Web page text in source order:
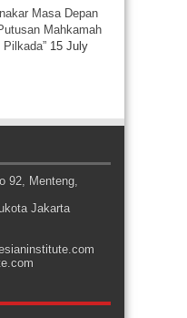
Masa Depan
Mahkamah
15 July
92, Menteng,
Jakarta